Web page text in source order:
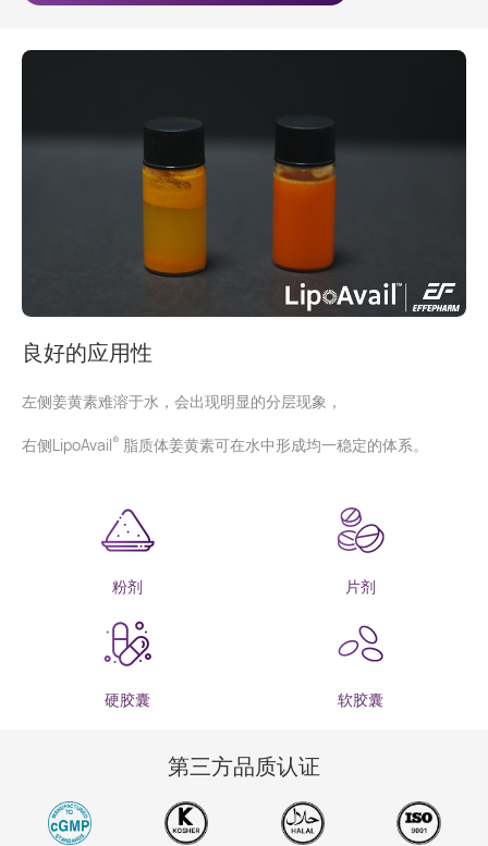
良好的应用性
左侧姜黄素难溶于水，会出现明显的分层现象，
右侧LipoAvail® 脂质体姜黄素可在水中形成均一稳定的体系。
粉剂 片剂
硬胶囊 软胶囊
第三方品质认证